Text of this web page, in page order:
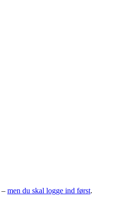
– men du skal logge ind først.